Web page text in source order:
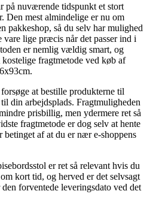
på nuværende tidspunkt et stort
Den mest almindelige er nu om
pakkeshop, så du selv har mulighed
lige præcis når det passer ind i
er nemlig vældig smart, og
fragtmetode ved køb af
at bestille produkterne til
din arbejdsplads. Fragtmuligheden
prisbillig, men ydermere ret så
fragtmetode er dog selv at hente
af at du er nær e-shoppens
er ret så relevant hvis du
kort tid, og herved er det selvsagt
forventede leveringsdato ved det